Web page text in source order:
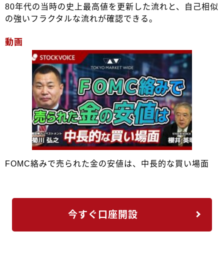
80年代の当時の史上最高値を更新した流れと、自己相似
の強いフラクタルな流れが確認できる。
動画
FOMC絡みで売られた金の安値は、中長的な買い場面
今すぐ口座開設